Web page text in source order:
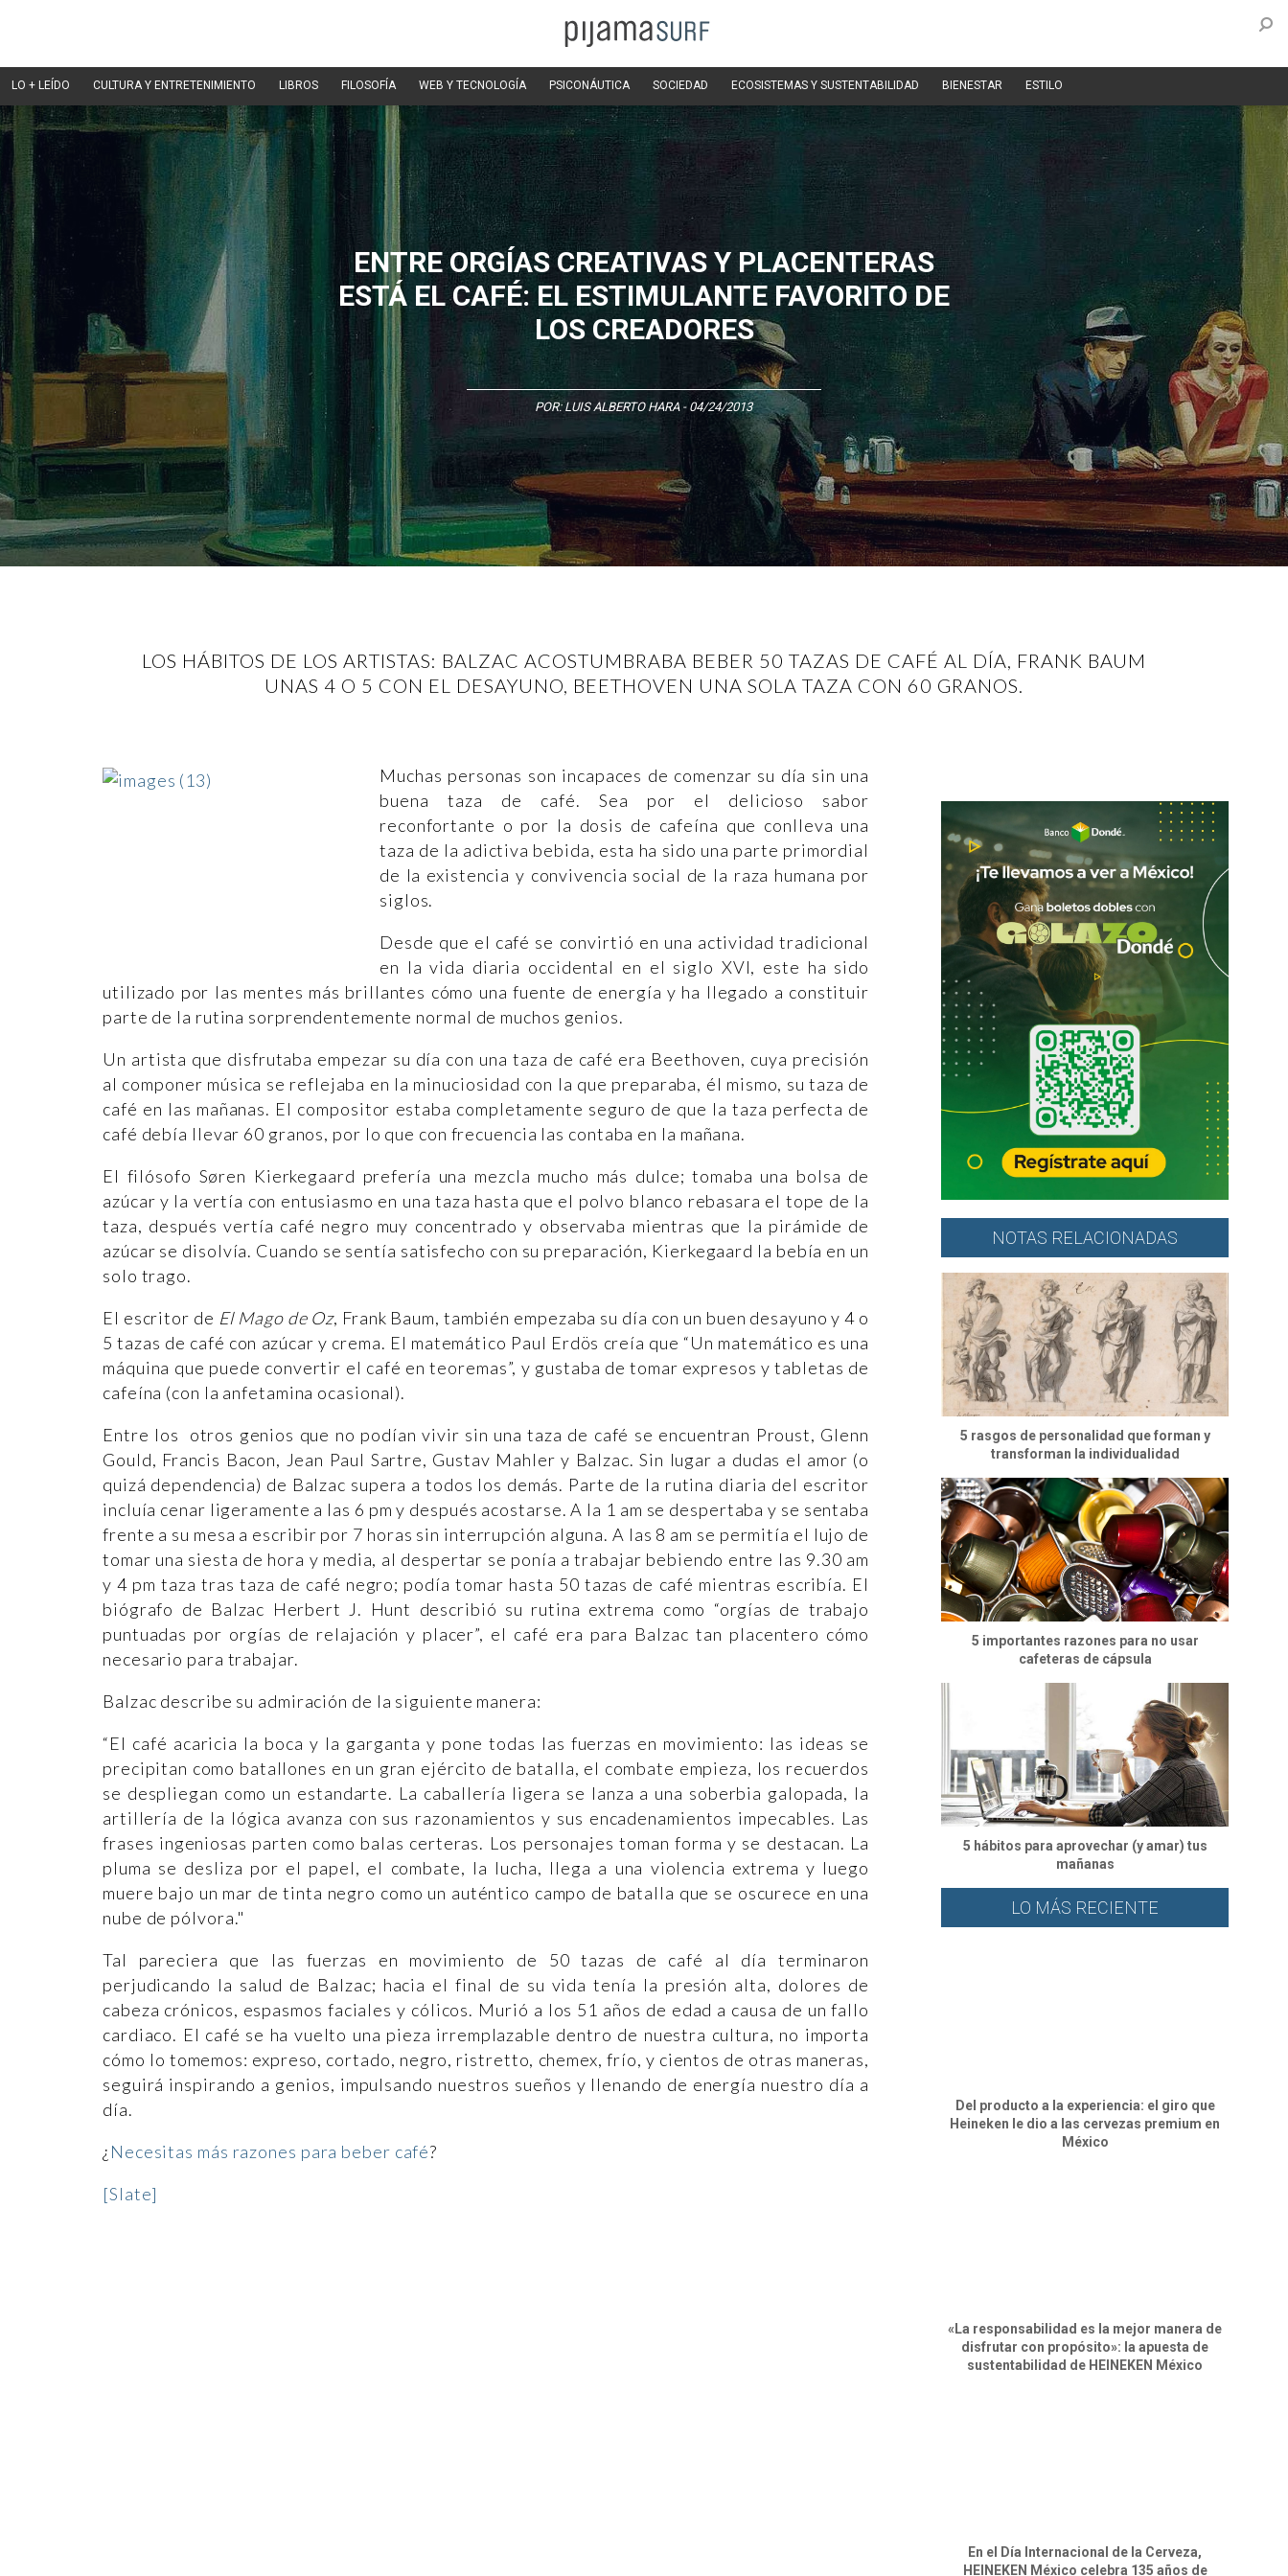
LO + LEÍDO CULTURA Y ENTRETENIMIENTO LIBROS FILOSOFÍA WEB Y TECNOLOGÍA PSICONÁUTICA SOCIEDAD ECOSISTEMAS Y SUSTENTABILIDAD BIENESTAR ESTILO
ENTRE ORGÍAS CREATIVAS Y PLACENTERAS
ESTÁ EL CAFÉ: EL ESTIMULANTE FAVORITO DE
LOS CREADORES
POR:LUIS ALBERTO HARA- 04/24/2013
LOS HÁBITOS DE LOS ARTISTAS: BALZAC ACOSTUMBRABA BEBER 50 TAZAS DE CAFÉ AL DÍA, FRANK BAUM
UNAS 4 O 5 CON EL DESAYUNO, BEETHOVEN UNA SOLA TAZA CON 60 GRANOS.
Muchas personas son incapaces de comenzar su día sin una
buena taza de café. Sea por el delicioso sabor
reconfortante o por la dosis de cafeína que conlleva una
taza de la adictiva bebida, esta ha sido una parte primordial
de la existencia y convivencia social de la raza humana por
siglos.
Desde que el café se convirtió en una actividad tradicional
en la vida diaria occidental en el siglo XVI, este ha sido
utilizado por las mentes más brillantes cómo una fuente de energía y ha llegado a constituir
parte de la rutina sorprendentemente normal de muchos genios.
Un artista que disfrutaba empezar su día con una taza de café era Beethoven, cuya precisión
al componer música se reflejaba en la minuciosidad con la que preparaba, él mismo, su taza de
café en las mañanas. El compositor estaba completamente seguro de que la taza perfecta de
café debía llevar 60 granos, por lo que con frecuencia las contaba en la mañana.
El filósofo Søren Kierkegaard prefería una mezcla mucho más dulce; tomaba una bolsa de
azúcar y la vertía con entusiasmo en una taza hasta que el polvo blanco rebasara el tope de la
taza, después vertía café negro muy concentrado y observaba mientras que la pirámide de
azúcar se disolvía. Cuando se sentía satisfecho con su preparación, Kierkegaard la bebía en un
solo trago.
El escritor de El Mago de Oz, Frank Baum, también empezaba su día con un buen desayuno y 4 o
5 tazas de café con azúcar y crema. El matemático Paul Erdös creía que “Un matemático es una
máquina que puede convertir el café en teoremas”, y gustaba de tomar expresos y tabletas de
cafeína (con la anfetamina ocasional).
Entre los otros genios que no podían vivir sin una taza de café se encuentran Proust, Glenn
Gould, Francis Bacon, Jean Paul Sartre, Gustav Mahler y Balzac. Sin lugar a dudas el amor (o
quizá dependencia) de Balzac supera a todos los demás. Parte de la rutina diaria del escritor
incluía cenar ligeramente a las 6 pm y después acostarse. A la 1 am se despertaba y se sentaba
frente a su mesa a escribir por 7 horas sin interrupción alguna. A las 8 am se permitía el lujo de
tomar una siesta de hora y media, al despertar se ponía a trabajar bebiendo entre las 9.30 am
y 4 pm taza tras taza de café negro; podía tomar hasta 50 tazas de café mientras escribía. El
biógrafo de Balzac Herbert J. Hunt describió su rutina extrema como “orgías de trabajo
puntuadas por orgías de relajación y placer”, el café era para Balzac tan placentero cómo
necesario para trabajar.
Balzac describe su admiración de la siguiente manera:
“El café acaricia la boca y la garganta y pone todas las fuerzas en movimiento: las ideas se
precipitan como batallones en un gran ejército de batalla, el combate empieza, los recuerdos
se despliegan como un estandarte. La caballería ligera se lanza a una soberbia galopada, la
artillería de la lógica avanza con sus razonamientos y sus encadenamientos impecables. Las
frases ingeniosas parten como balas certeras. Los personajes toman forma y se destacan. La
pluma se desliza por el papel, el combate, la lucha, llega a una violencia extrema y luego
muere bajo un mar de tinta negro como un auténtico campo de batalla que se oscurece en una
nube de pólvora."
Tal pareciera que las fuerzas en movimiento de 50 tazas de café al día terminaron
perjudicando la salud de Balzac; hacia el final de su vida tenía la presión alta, dolores de
cabeza crónicos, espasmos faciales y cólicos. Murió a los 51 años de edad a causa de un fallo
cardiaco. El café se ha vuelto una pieza irremplazable dentro de nuestra cultura, no importa
cómo lo tomemos: expreso, cortado, negro, ristretto, chemex, frío, y cientos de otras maneras,
seguirá inspirando a genios, impulsando nuestros sueños y llenando de energía nuestro día a
día.
¿ Necesitas más razones para beber café?
[Slate]
NOTAS RELACIONADAS
5 rasgos de personalidad que forman y
transforman la individualidad
5 importantes razones para no usar
cafeteras de cápsula
5 hábitos para aprovechar (y amar) tus
mañanas
LO MÁS RECIENTE
Del producto a la experiencia: el giro que
Heineken le dio a las cervezas premium en
México
«La responsabilidad es la mejor manera de
disfrutar con propósito»: la apuesta de
sustentabilidad de HEINEKEN México
En el Día Internacional de la Cerveza,
HEINEKEN México celebra 135 años de